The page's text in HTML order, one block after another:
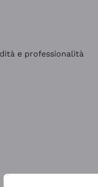
e professionalità